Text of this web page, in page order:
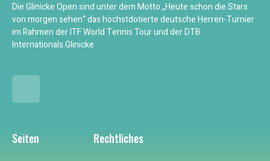
Die Glinicke Open sind unter dem Motto „Heute schon die Stars
von morgen sehen“ das höchstdotierte deutsche Herren-Turnier
im Rahmen der ITF World Tennis Tour und der DTB
Internationals.Glinicke
Seiten Rechtliches